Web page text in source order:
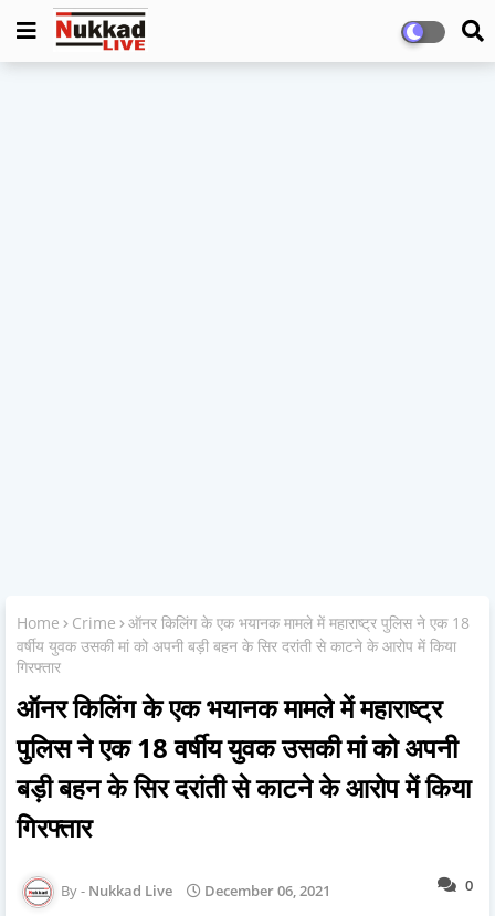
Home Crime
ऑनर किलिंग के एक भयानक मामले में महाराष्ट्र पुलिस ने एक 18
वर्षीय युवक उसकी मां को अपनी बड़ी बहन के सिर दरांती से काटने के आरोप में किया
गिरफ्तार
ऑनर किलिंग के एक भयानक मामले में महाराष्ट्र
पुलिस ने एक 18 वर्षीय युवक उसकी मां को अपनी
बड़ी बहन के सिर दरांती से काटने के आरोप में किया
गिरफ्तार
0
Nukkad Live December 06, 2021